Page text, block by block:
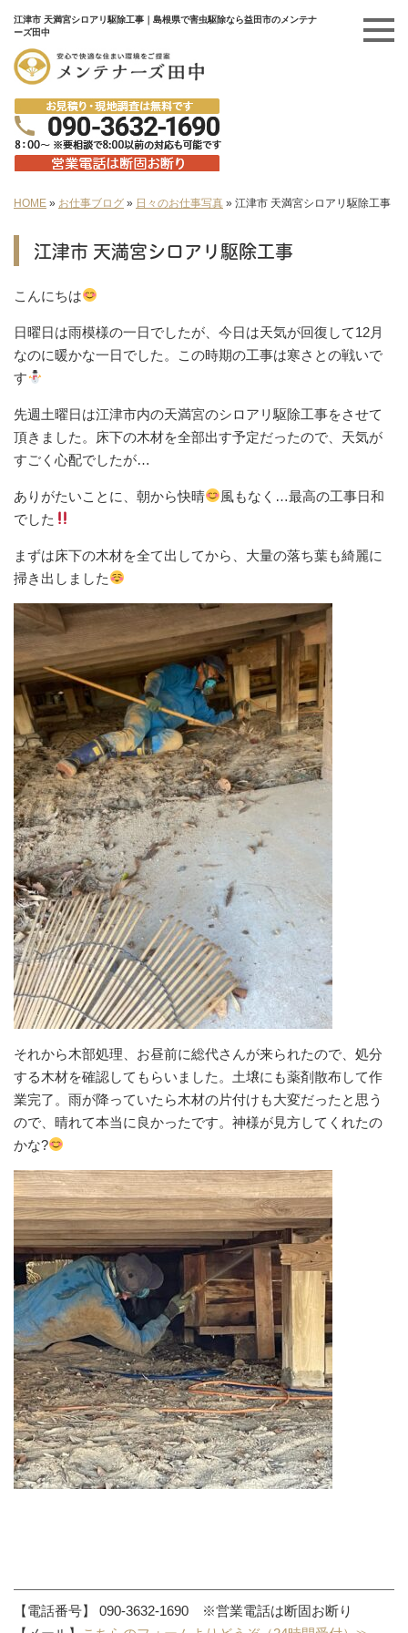
江津市 天満宮シロアリ駆除工事｜島根県で害虫駆除なら益田市のメンテナ
ーズ田中
HOME » お仕事ブログ » 日々のお仕事写真 » 江津市 天満宮シロアリ駆除工事
江津市 天満宮シロアリ駆除工事
こんにちは
日曜日は雨模様の一日でしたが、今日は天気が回復して12月
なのに暖かな一日でした。この時期の工事は寒さとの戦いで
す
先週土曜日は江津市内の天満宮のシロアリ駆除工事をさせて
頂きました。床下の木材を全部出す予定だったので、天気が
すごく心配でしたが…
ありがたいことに、朝から快晴
風もなく…最高の工事日和
でした
まずは床下の木材を全て出してから、大量の落ち葉も綺麗に
掃き出しました
それから木部処理、お昼前に総代さんが来られたので、処分
する木材を確認してもらいました。土壌にも薬剤散布して作
業完了。雨が降っていたら木材の片付けも大変だったと思う
ので、晴れて本当に良かったです。神様が見方してくれたの
かな?
【電話番号】 090-3632-1690 ※営業電話は断固お断り